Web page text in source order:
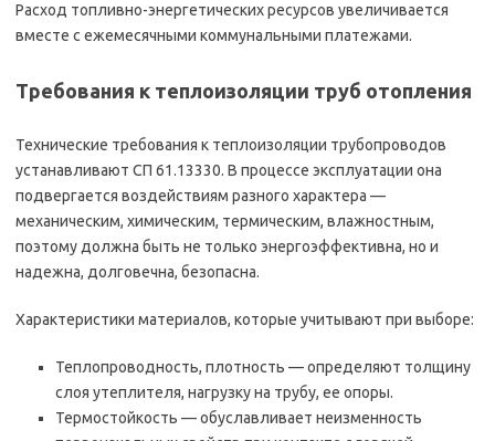
Расход топливно-энергетических ресурсов увеличивается
вместе с ежемесячными коммунальными платежами.
Требования к теплоизоляции труб отопления
Технические требования к теплоизоляции трубопроводов
устанавливают СП 61.13330. В процессе эксплуатации она
подвергается воздействиям разного характера —
механическим, химическим, термическим, влажностным,
поэтому должна быть не только энергоэффективна, но и
надежна, долговечна, безопасна.
Характеристики материалов, которые учитывают при выборе:
Теплопроводность, плотность — определяют толщину
слоя утеплителя, нагрузку на трубу, ее опоры.
Термостойкость — обуславливает неизменность